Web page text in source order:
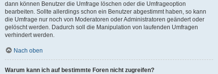
dann können Benutzer die Umfrage löschen oder die Umfrageoption
bearbeiten. Sollte allerdings schon ein Benutzer abgestimmt haben, so kann
die Umfrage nur noch von Moderatoren oder Administratoren geändert oder
gelöscht werden. Dadurch soll die Manipulation von laufenden Umfragen
verhindert werden.
Nach oben
Warum kann ich auf bestimmte Foren nicht zugreifen?